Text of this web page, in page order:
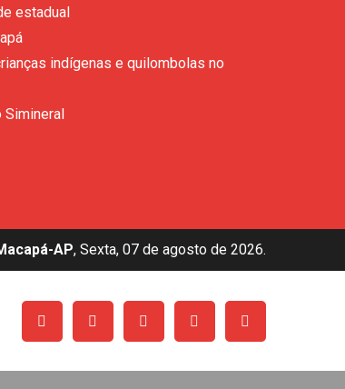
estadual
indígenas e quilombolas no
Simineral
AP, Sexta, 07 de agosto de 2026.